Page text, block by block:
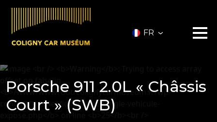
FR
Les véhicules
A vendre
Investir
Nos services
Porsche 911 2.0L « Châssis
Court » (SWB)